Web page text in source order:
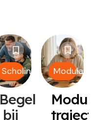
Scholing
Begeleiding
bij
Modulair